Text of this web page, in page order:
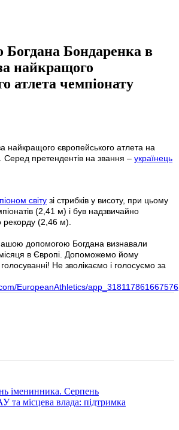
Богдана Бондаренка в
найкращого
атлета чемпіонату
найкращого європейського атлета на
Серед претендентів на звання – українець
світу зі стрибків у висоту, при цьому
(2,41 м) і був надзвичайно
рекорду (2,46 м).
допомогою Богдана визнавали
в Європі. Допоможемо йому
Не зволікаємо і голосуємо за
EuropeanAthletics/app_318117861667576
іменинника. Серпень
та місцева влада: підтримка